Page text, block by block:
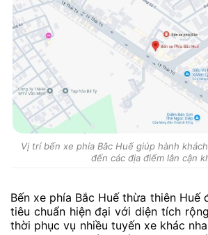
Vị trí bến xe phía Bắc Huế giúp hành
đến các địa điểm lân cận
Bến xe phía Bắc Huế thừa thiên Huế
tiêu chuẩn hiện đại với diện tích
thời phục vụ nhiều tuyến xe khác